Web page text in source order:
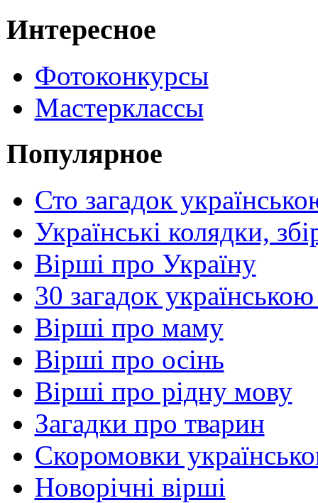
Интересное
Фотоконкурсы
Мастерклассы
Популярное
Сто загадок
Українські колядки,
Вірші про Україну
30 загадок
Вірші про маму
Вірші про осінь
Вірші про рідну мову
Загадки про тварин
Скоромовки
Новорічні вірші